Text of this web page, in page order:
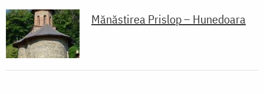
Mănăstirea Prislop – Hunedoara